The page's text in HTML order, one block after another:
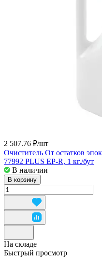
2 507.76 ₽/шт
Очиститель От остатков
77992 PLUS EP-R, 1 кг./бут
В наличии
В корзину
На складе
Быстрый просмотр